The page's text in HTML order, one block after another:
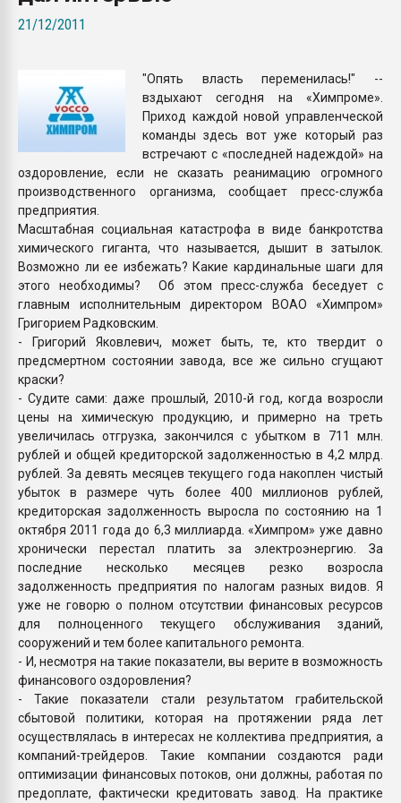
ПЕРЕЙТИ НА
21/12/2011
"Опять власть переменилась!" --
вздыхают сегодня на «Химпроме».
Приход каждой новой управленческой
команды здесь вот уже который раз
встречают с «последней надеждой» на
оздоровление, если не сказать реанимацию огромного
производственного организма, сообщает пресс-служба
предприятия.
Масштабная социальная катастрофа в виде банкротства
химического гиганта, что называется, дышит в затылок.
Возможно ли ее избежать? Какие кардинальные шаги для
этого необходимы? Об этом пресс-служба беседует с
главным исполнительным директором ВОАО «Химпром»
Григорием Радковским.
- Григорий Яковлевич, может быть, те, кто твердит о
предсмертном состоянии завода, все же сильно сгущают
краски?
- Судите сами: даже прошлый, 2010-й год, когда возросли
цены на химическую продукцию, и примерно на треть
увеличилась отгрузка, закончился с убытком в 711 млн.
рублей и общей кредиторской задолженностью в 4,2 млрд.
рублей. За девять месяцев текущего года накоплен чистый
убыток в размере чуть более 400 миллионов рублей,
кредиторская задолженность выросла по состоянию на 1
октября 2011 года до 6,3 миллиарда. «Химпром» уже давно
хронически перестал платить за электроэнергию. За
последние несколько месяцев резко возросла
задолженность предприятия по налогам разных видов. Я
уже не говорю о полном отсутствии финансовых ресурсов
для полноценного текущего обслуживания зданий,
сооружений и тем более капитального ремонта.
- И, несмотря на такие показатели, вы верите в возможность
финансового оздоровления?
- Такие показатели стали результатом грабительской
сбытовой политики, которая на протяжении ряда лет
осуществлялась в интересах не коллектива предприятия, а
компаний-трейдеров. Такие компании создаются ради
оптимизации финансовых потоков, они должны, работая по
предоплате, фактически кредитовать завод. На практике